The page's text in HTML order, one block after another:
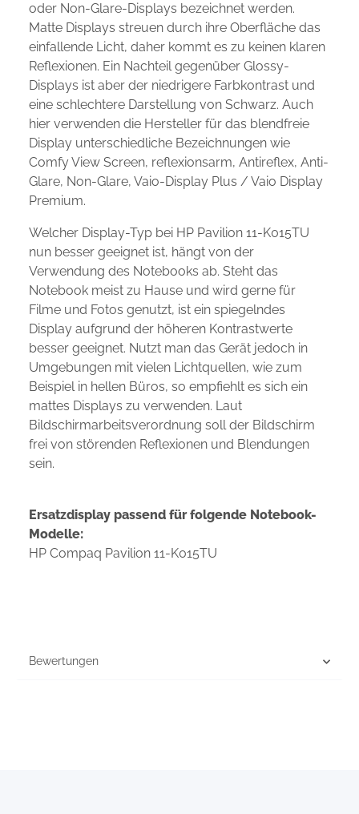
oder Non-Glare-Displays bezeichnet werden.
Matte Displays streuen durch ihre Oberfläche das
einfallende Licht, daher kommt es zu keinen klaren
Reflexionen. Ein Nachteil gegenüber Glossy-
Displays ist aber der niedrigere Farbkontrast und
eine schlechtere Darstellung von Schwarz. Auch
hier verwenden die Hersteller für das blendfreie
Display unterschiedliche Bezeichnungen wie
Comfy View Screen, reflexionsarm, Antireflex, Anti-
Glare, Non-Glare, Vaio-Display Plus / Vaio Display
Premium.
Welcher Display-Typ bei HP Pavilion 11-K015TU
nun besser geeignet ist, hängt von der
Verwendung des Notebooks ab. Steht das
Notebook meist zu Hause und wird gerne für
Filme und Fotos genutzt, ist ein spiegelndes
Display aufgrund der höheren Kontrastwerte
besser geeignet. Nutzt man das Gerät jedoch in
Umgebungen mit vielen Lichtquellen, wie zum
Beispiel in hellen Büros, so empfiehlt es sich ein
mattes Displays zu verwenden. Laut
Bildschirmarbeitsverordnung soll der Bildschirm
frei von störenden Reflexionen und Blendungen
sein.
Ersatzdisplay passend für folgende Notebook-
Modelle:
HP Compaq Pavilion 11-K015TU
Bewertungen